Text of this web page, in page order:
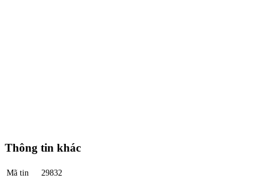
Thông tin khác
Mã tin
29832